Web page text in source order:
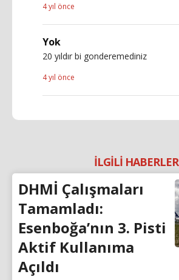
4 yıl önce
Yok
20 yıldır bi gonderemediniz
4 yıl önce
İLGİLİ HABERLER
DHMİ Çalışmaları
Tamamladı:
Esenboğa’nın 3. Pisti
Aktif Kullanıma
Açıldı